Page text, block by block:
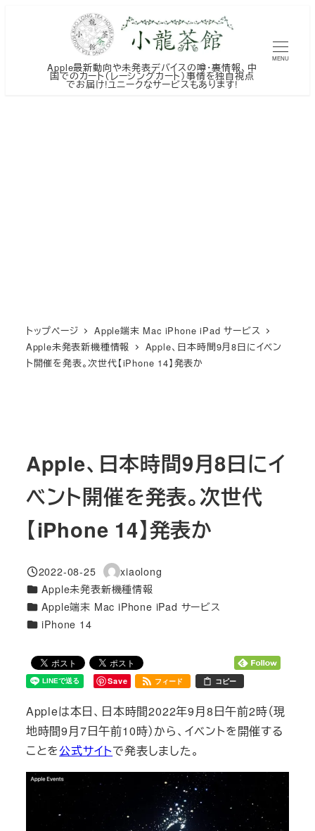
Apple最新動向や未発表デバイスの噂・裏情報、中
国でのカート（レーシングカート）事情を独自視点
でお届け!ユニークなサービスもあります!
MENU
トップページ
Apple端末 Mac iPhone iPad サービス
Apple未発表新機種情報
Apple、日本時間9月8日にイベン
ト開催を発表。次世代【iPhone 14】発表か
Apple、日本時間9月8日にイ
ベント開催を発表。次世代
【iPhone 14】発表か
投稿日
2022-08-25
著
者
xiaolong
カテゴリー
Apple未発表新機種情報
カテゴリー
Apple端末 Mac iPhone iPad サービス
カテゴリー
iPhone 14
Save フィード コピー
Appleは本日、日本時間2022年9月8日午前2時（現
地時間9月7日午前10時）から、イベントを開催する
ことを公式サイトで発表しました。